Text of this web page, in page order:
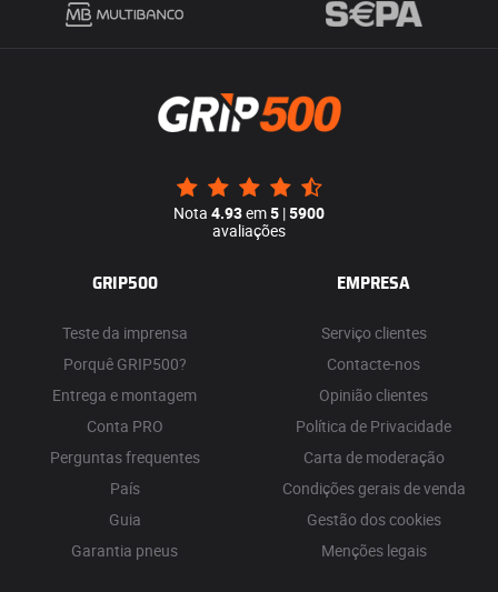
Nota 4.93em5 |5900
avaliações
GRIP500
Teste da imprensa
Porquê GRIP500?
Entrega e montagem
Conta PRO
Perguntas frequentes
País
Guia
Garantia pneus
EMPRESA
Serviço clientes
Contacte-nos
Opinião clientes
Política de Privacidade
Carta de moderação
Condições gerais de venda
Gestão dos cookies
Menções legais